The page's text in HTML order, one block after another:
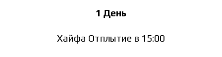
1 День
Хайфа Отплытие в 15:00